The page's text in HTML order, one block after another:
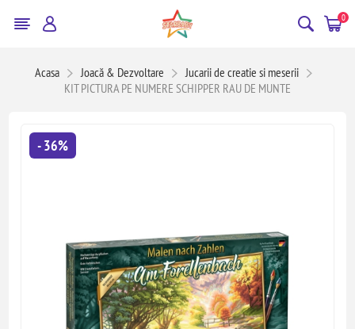
0
Acasa Joacă & Dezvoltare
Jucarii de creatie si meserii
KIT PICTURA PE NUMERE SCHIPPER RAU DE MUNTE
- 36%